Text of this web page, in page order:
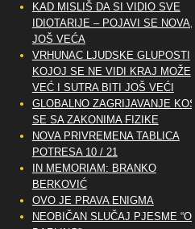
KAD MISLIŠ DA SI VIDIO SVE
IDIOTARIJE – POJAVI SE NOVA,..
JOŠ VEĆA
VRHUNAC LJUDSKE GLUPOSTI
KOJOJ SE NE VIDI KRAJ MOŽE
VEĆ I SUTRA BITI JOŠ VEĆI
GLOBALNO ZAGRIJAVANJE KOSI
SE SA ZAKONIMA FIZIKE
NOVA PRIVREMENA TABLICA
POTRESA 10 / 21
IN MEMORIAM: BRANKO
BERKOVIĆ
OVO JE PRAVA ENIGMA
NEOBIČAN SLUČAJ PJESME “OH